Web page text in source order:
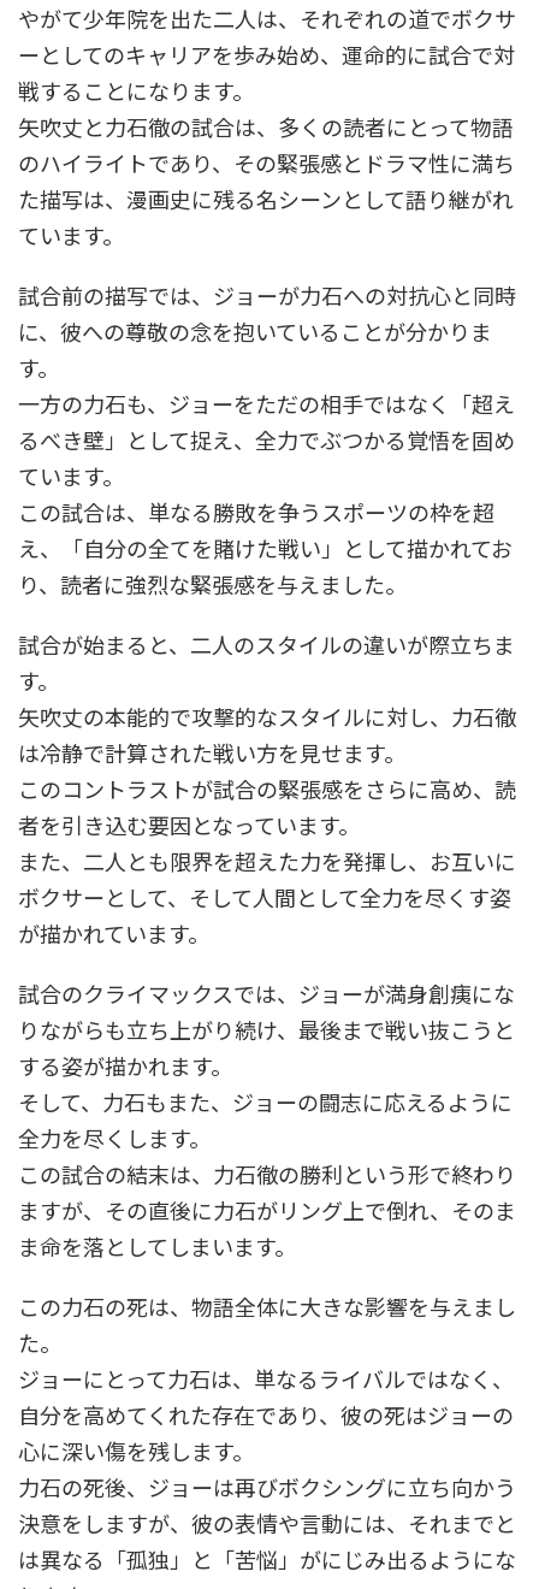
やがて少年院を出た二人は、それぞれの道でボクサ
ーとしてのキャリアを歩み始め、運命的に試合で対
戦することになります。
矢吹丈と力石徹の試合は、多くの読者にとって物語
のハイライトであり、その緊張感とドラマ性に満ち
た描写は、漫画史に残る名シーンとして語り継がれ
ています。
試合前の描写では、ジョーが力石への対抗心と同時
に、彼への尊敬の念を抱いていることが分かりま
す。
一方の力石も、ジョーをただの相手ではなく「超え
るべき壁」として捉え、全力でぶつかる覚悟を固め
ています。
この試合は、単なる勝敗を争うスポーツの枠を超
え、「自分の全てを賭けた戦い」として描かれてお
り、読者に強烈な緊張感を与えました。
試合が始まると、二人のスタイルの違いが際立ちま
す。
矢吹丈の本能的で攻撃的なスタイルに対し、力石徹
は冷静で計算された戦い方を見せます。
このコントラストが試合の緊張感をさらに高め、読
者を引き込む要因となっています。
また、二人とも限界を超えた力を発揮し、お互いに
ボクサーとして、そして人間として全力を尽くす姿
が描かれています。
試合のクライマックスでは、ジョーが満身創痍にな
りながらも立ち上がり続け、最後まで戦い抜こうと
する姿が描かれます。
そして、力石もまた、ジョーの闘志に応えるように
全力を尽くします。
この試合の結末は、力石徹の勝利という形で終わり
ますが、その直後に力石がリング上で倒れ、そのま
ま命を落としてしまいます。
この力石の死は、物語全体に大きな影響を与えまし
た。
ジョーにとって力石は、単なるライバルではなく、
自分を高めてくれた存在であり、彼の死はジョーの
心に深い傷を残します。
力石の死後、ジョーは再びボクシングに立ち向かう
決意をしますが、彼の表情や言動には、それまでと
は異なる「孤独」と「苦悩」がにじみ出るようにな